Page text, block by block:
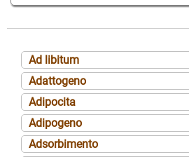
Ad libitum
Adattogeno
Adipocita
Adipogeno
Adsorbimento